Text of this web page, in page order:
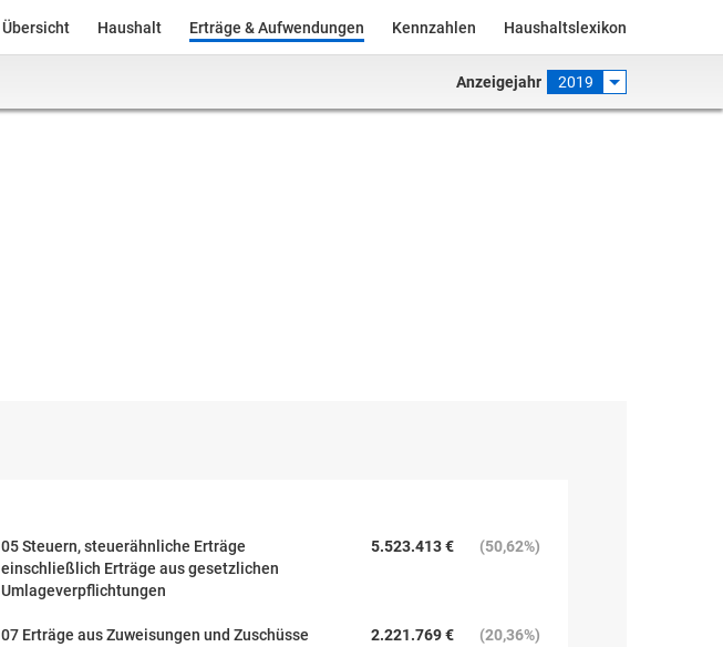
Übersicht Haushalt Erträge & Aufwendungen Kennzahlen Haushaltslexikon
Anzeigejahr 2019
05 Steuern, steuerähnliche Erträge
einschließlich Erträge aus gesetzlichen
Umlageverpflichtungen
5.523.413 € (50,62%)
07 Erträge aus Zuweisungen und Zuschüsse
2.221.769 € (20,36%)